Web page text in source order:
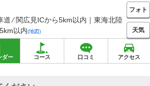
道 ⁄ 関広見ICから5km以内｜東海北陸
以内(地図)
フォト
天気
ダー コース 口コミ アクセス